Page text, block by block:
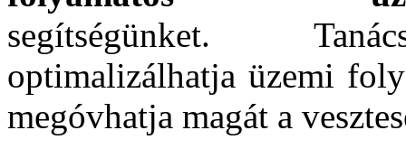
segítségünket.
optimalizálhatja üzemi
megóvhatja magát a